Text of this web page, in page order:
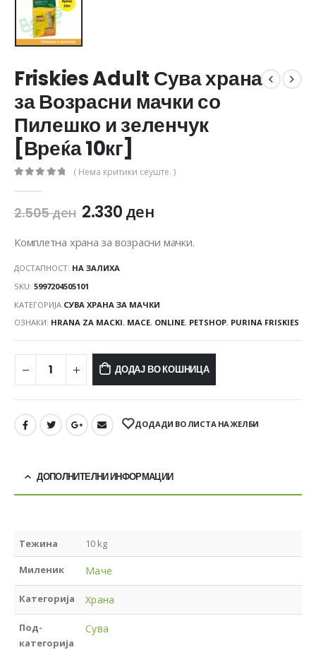
Friskies Adult Сува храна
за Возрасни мачки со
Пилешко и зеленчук
[Вреќа 10кг]
( Нема критики сеуште. )
2.505ден 2.330ден
Комплетна храна за возрасни мачки.
ДОСТАПНОСТ: НА ЗАЛИХА
SKU: 5997204505101
КАТЕГОРИЈА СУВА ХРАНА ЗА МАЧКИ
ОЗНАКИ: HRANA ZA MACKI, MACE, ONLINE, PETSHOP, PURINA FRISKIES
ДОДАЈ ВО КОШНИЦА
ДОДАДИ ВО ЛИСТА НА ЖЕЛБИ
ДОПОЛНИТЕЛНИ ИНФОРМАЦИИ
Тежина 10 kg
Миленик Маче
Категорија Храна
Под-
категорија
Сува